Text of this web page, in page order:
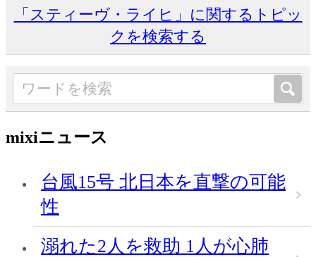
「スティーヴ・ライヒ」に関するトピッ
クを検索する
mixiニュース
台風15号 北日本を直撃の可能
性
溺れた2人を救助 1人が心肺